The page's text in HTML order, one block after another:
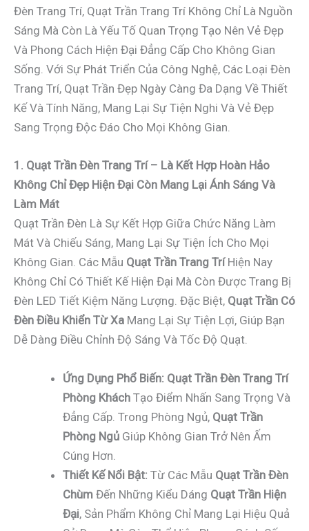
Đèn Trang Trí, Quạt Trần Trang Trí Không Chỉ Là Nguồn
Sáng Mà Còn Là Yếu Tố Quan Trọng Tạo Nên Vẻ Đẹp
Và Phong Cách Hiện Đại Đẳng Cấp Cho Không Gian
Sống. Với Sự Phát Triển Của Công Nghệ, Các Loại Đèn
Trang Trí, Quạt Trần Đẹp Ngày Càng Đa Dạng Về Thiết
Kế Và Tính Năng, Mang Lại Sự Tiện Nghi Và Vẻ Đẹp
Sang Trọng Độc Đáo Cho Mọi Không Gian.
1. Quạt Trần Đèn Trang Trí – Là Kết Hợp Hoàn Hảo
Không Chỉ Đẹp Hiện Đại Còn Mang Lại Ánh Sáng Và
Làm Mát
Quạt Trần Đèn Là Sự Kết Hợp Giữa Chức Năng Làm
Mát Và Chiếu Sáng, Mang Lại Sự Tiện Ích Cho Mọi
Không Gian. Các Mẫu Quạt Trần Trang TríHiện Nay
Không Chỉ Có Thiết Kế Hiện Đại Mà Còn Được Trang Bị
Đèn LED Tiết Kiệm Năng Lượng. Đặc Biệt, Quạt Trần Có
Đèn Điều Khiển Từ Xa Mang Lại Sự Tiện Lợi, Giúp Bạn
Dễ Dàng Điều Chỉnh Độ Sáng Và Tốc Độ Quạt.
Ứng Dụng Phổ Biến: Quạt Trần Đèn Trang Trí
Phòng Khách Tạo Điểm Nhấn Sang Trọng Và
Đẳng Cấp. Trong Phòng Ngủ, Quạt Trần
Phòng Ngủ Giúp Không Gian Trở Nên Ấm
Cúng Hơn.
Thiết Kế Nổi Bật: Từ Các Mẫu Quạt Trần Đèn
Chùm Đến Những Kiểu Dáng Quạt Trần Hiện
Đại, Sản Phẩm Không Chỉ Mang Lại Hiệu Quả